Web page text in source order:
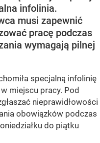
infolinia.
musi zapewnić
pracę podczas
wymagają pilnej
specjalną infolinię
miejscu pracy. Pod
nieprawidłowości
obowiązków podczas
do piątku